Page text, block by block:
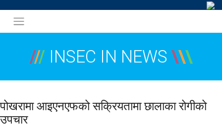
/// INSEC IN NEWS \\\
पोखरामा आइएनएफको सक्रियतामा छालाका रोगीको
उपचार